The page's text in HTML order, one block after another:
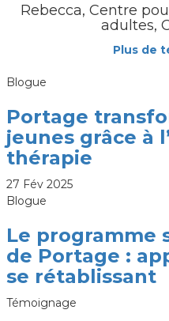
Rebecca, Centre
adultes,
Plus de
Blogue
Portage
jeunes grâce à
thérapie
27 Fév 2025
Blogue
Le programme
de Portage :
se rétablissant
Témoignage